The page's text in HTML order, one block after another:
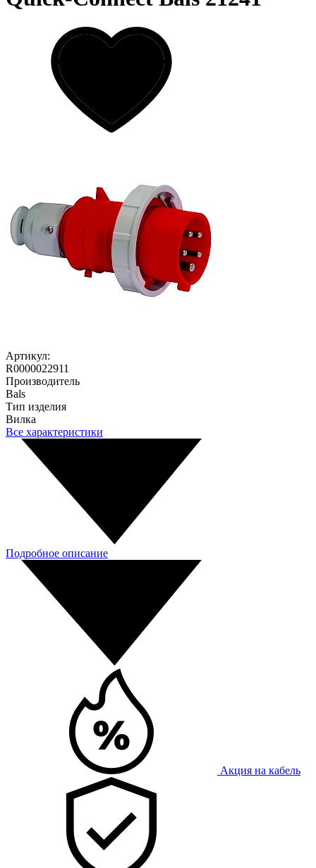
Артикул:
R0000022911
Производитель
Bals
Тип изделия
Вилка
Все характеристики
Подробное описание
Акция на кабель